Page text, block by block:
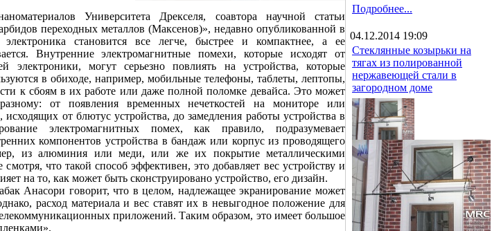
Университета Дрекселя, соавтора научной статьи
переходных металлов (Максенов)», недавно опубликованной в
электроника становится все легче, быстрее и компактнее, а ее
Внутренние электромагнитные помехи, которые исходят от
электроники, могут серьезно повлиять на устройства, которые
в обиходе, например, мобильные телефоны, таблеты, лептопы,
к сбоям в их работе или даже полной поломке девайса. Это может
разному: от появления временных нечеткостей на мониторе или
от блютус устройства, до замедления работы устройства в
электромагнитных помех, как правило, подразумевает
компонентов устройства в бандаж или корпус из проводящего
из алюминия или меди, или же их покрытие металлическими
что такой способ эффективен, это добавляет вес устройству и
на то, как может быть сконструировано устройство, его дизайн.
Анасори говорит, что в целом, надлежащее экранирование может
расход материала и вес ставят их в невыгодное положение для
приложений. Таким образом, это имеет большое
Подробнее...
04.12.2014 19:09
Стеклянные козырьки на
тягах из полированной
нержавеющей стали в
загородном доме